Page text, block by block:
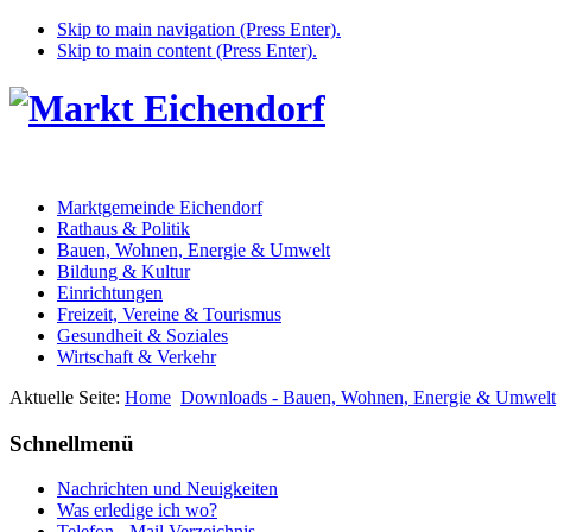
Skip to main navigation (Press Enter).
Skip to main content (Press Enter).
Marktgemeinde Eichendorf
Rathaus & Politik
Bauen, Wohnen, Energie & Umwelt
Bildung & Kultur
Einrichtungen
Freizeit, Vereine & Tourismus
Gesundheit & Soziales
Wirtschaft & Verkehr
Aktuelle Seite: Home Downloads - Bauen, Wohnen, Energie & Umwelt
Schnellmenü
Nachrichten und Neuigkeiten
Was erledige ich wo?